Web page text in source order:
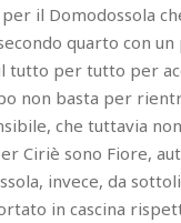
il Domodossola
quarto con
tutto per tutto per
non basta per
che tuttavia
Ciriè sono Fiore,
invece, da
in cascina